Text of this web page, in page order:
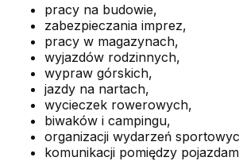
pracy na budowie,
zabezpieczania imprez,
pracy w magazynach,
wyjazdów rodzinnych,
wypraw górskich,
jazdy na nartach,
wycieczek rowerowych,
biwaków i campingu,
organizacji wydarzeń
komunikacji pomiędzy